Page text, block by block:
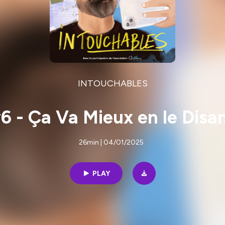
INTOUCHABLES
- Ça Va Mieux en le
26min | 04/01/2025
PLAY